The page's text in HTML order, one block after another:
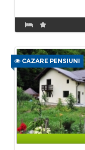
CAZARE PENSIUNI